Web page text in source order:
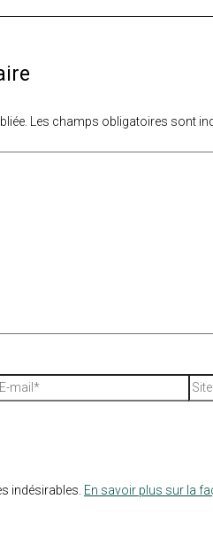
Les champs obligatoires sont
E-
Site
indésirables. En savoir plus sur la